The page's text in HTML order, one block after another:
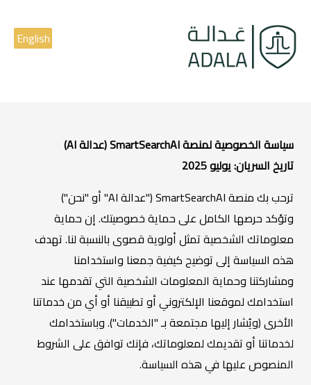
English
سياسة الخصوصية لمنصة SmartSearchAI (عدالة AI)
تاريخ السريان: يوليو 2025
ترحب بك منصة SmartSearchAI ("عدالة AI" أو "نحن")
وتؤكد حرصها الكامل على حماية خصوصيتك. إن حماية
معلوماتك الشخصية تمثل أولوية قصوى بالنسبة لنا. تهدف
هذه السياسة إلى توضيح كيفية جمعنا واستخدامنا
ومشاركتنا وحماية المعلومات الشخصية التي تقدمها عند
استخدامك لموقعنا الإلكتروني أو تطبيقنا أو أي من خدماتنا
الأخرى (ويُشار إليها مجتمعة بـ "الخدمات"). وباستخدامك
لخدماتنا أو تقديمك لمعلوماتك، فإنك توافق على الشروط
المنصوص عليها في هذه السياسة.